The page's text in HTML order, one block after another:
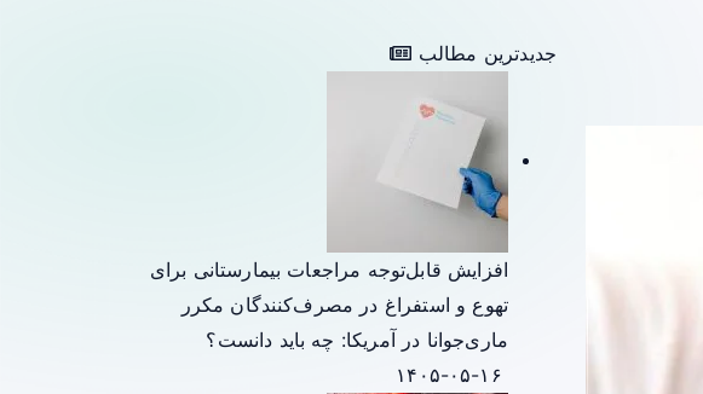
جدیدترین مطالب
افزایش قابل‌توجه مراجعات بیمارستانی برای
تهوع و استفراغ در مصرف‌کنندگان مکرر
ماری‌جوانا در آمریکا: چه باید دانست؟